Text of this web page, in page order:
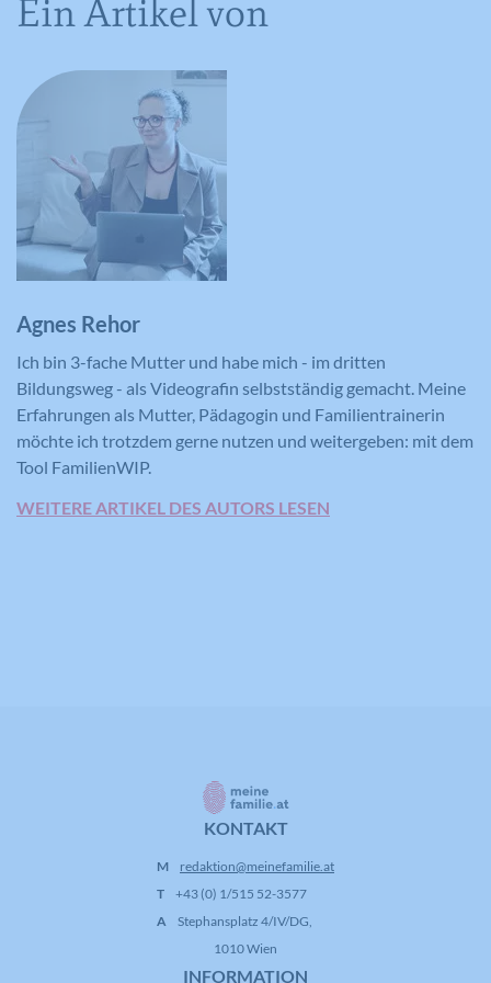
Ein Artikel von
Agnes Rehor
Ich bin 3-fache Mutter und habe mich - im dritten
Bildungsweg - als Videografin selbstständig gemacht. Meine
Erfahrungen als Mutter, Pädagogin und Familientrainerin
möchte ich trotzdem gerne nutzen und weitergeben: mit dem
Tool FamilienWIP.
WEITERE ARTIKEL DES AUTORS LESEN
KONTAKT
M
redaktion@meinefamilie.at
T
+43 (0) 1/515 52-3577
A
Stephansplatz 4/IV/DG,
1010 Wien
INFORMATION
Anbieter YouTube
Laufzeit 16 Jahre
Registriert anonyme statistische Daten
zum Abspielverhalten von Videos.